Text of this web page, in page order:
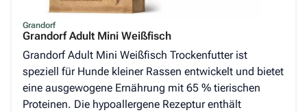
Grandorf
Grandorf Adult Mini Weißfisch
Grandorf Adult Mini Weißfisch Trockenfutter ist
speziell für Hunde kleiner Rassen entwickelt und bietet
eine ausgewogene Ernährung mit 65 % tierischen
Proteinen. Die hypoallergene Rezeptur enthält